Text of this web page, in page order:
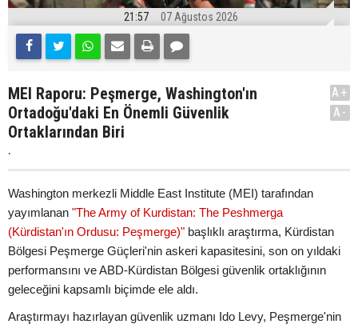
21:57 07 Ağustos 2026
MEI Raporu: Peşmerge, Washington'ın
Ortadoğu'daki En Önemli Güvenlik
Ortaklarından Biri
.
A+
A-
Washington merkezli Middle East Institute (MEI) tarafından
yayımlanan "The Army of Kurdistan: The Peshmerga
(Kürdistan'ın Ordusu: Peşmerge)" başlıklı araştırma, Kürdistan
Bölgesi Peşmerge Güçleri'nin askeri kapasitesini, son on yıldaki
performansını ve ABD-Kürdistan Bölgesi güvenlik ortaklığının
geleceğini kapsamlı biçimde ele aldı.
Araştırmayı hazırlayan güvenlik uzmanı Ido Levy, Peşmerge'nin